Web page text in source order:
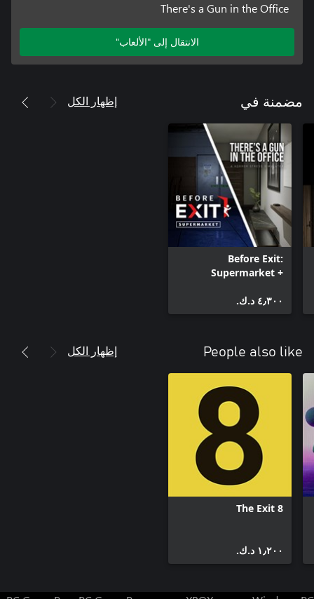
There's a Gun in the Office
الانتقال إلى "الألعاب"
مضمنة في إظهار الكل
Before Exit:
Supermarket +
Office bundle
٤٫٣٠٠ د.ك.‏
People also like إظهار الكل
The Exit 8
١٫٢٠٠ د.ك.‏